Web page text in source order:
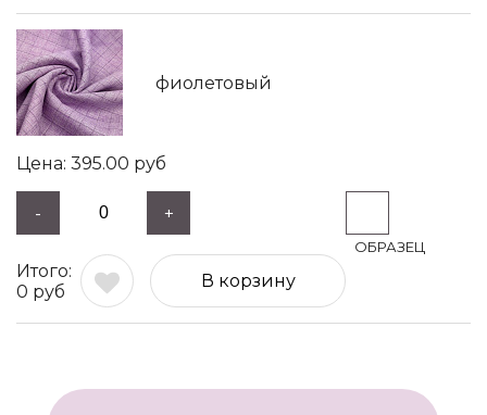
фиолетовый
395.00 руб
- +
0 руб
В корзину